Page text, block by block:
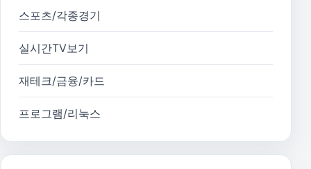
스포츠/각종경기
실시간TV보기
재테크/금융/카드
프로그램/리눅스